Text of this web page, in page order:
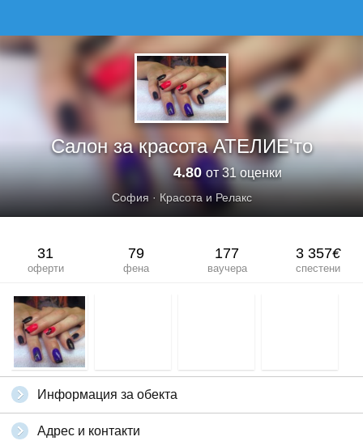
Салон за красота АТЕЛИЕ'то
4.80от 31 оценки
София · Красота и Релакс
31
оферти
79
фена
177
ваучера
3 357€
спестени
Информация за обекта
Адрес и контакти